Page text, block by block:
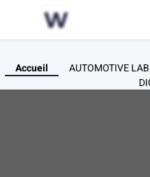
Accueil AUTOMOTIVE LAB